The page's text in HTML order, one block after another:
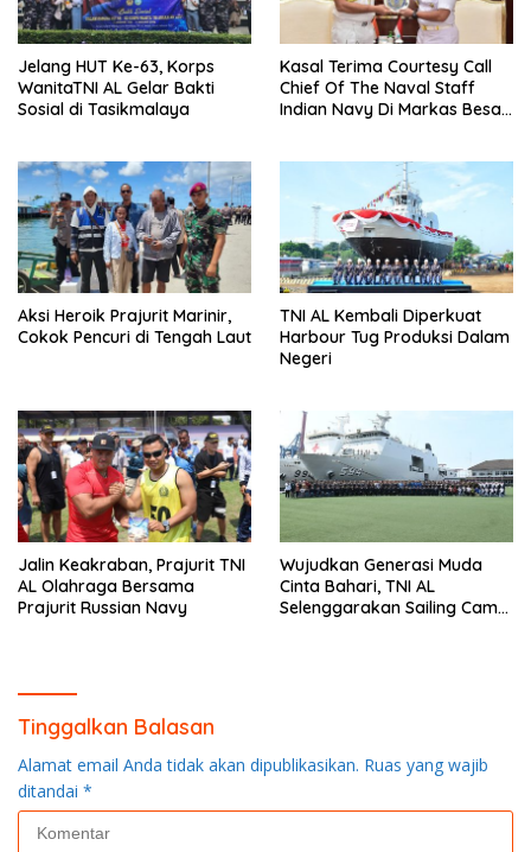
Jelang HUT Ke-63, Korps
WanitaTNI AL Gelar Bakti
Sosial di Tasikmalaya
Kasal Terima Courtesy Call
Chief Of The Naval Staff
Indian Navy Di Markas Besar
Aksi Heroik Prajurit Marinir,
Cokok Pencuri di Tengah Laut
TNI AL Kembali Diperkuat
Harbour Tug Produksi Dalam
Negeri
Jalin Keakraban, Prajurit TNI
AL Olahraga Bersama
Prajurit Russian Navy
Wujudkan Generasi Muda
Cinta Bahari, TNI AL
Selenggarakan Sailing Camp
Tinggalkan Balasan
Alamat email Anda tidak akan dipublikasikan. Ruas yang wajib
ditandai *